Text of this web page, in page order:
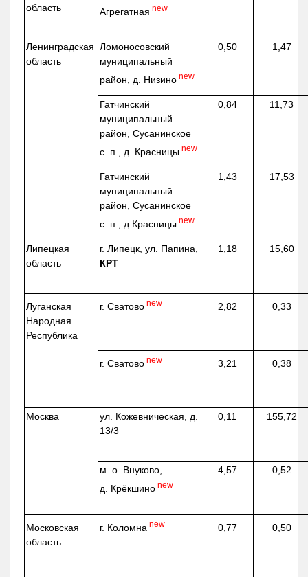
область
Агрегатная new
Ленинградская
область
Ломоносовский
муниципальный
район, д. Низино new
0,50 1,47
Гатчинский
муниципальный
район, Сусанинское
с. п., д. Красницы new
0,84 11,73
Гатчинский
муниципальный
район, Сусанинское
с. п., д.Красницы new
1,43 17,53
Липецкая
область
г. Липецк, ул. Папина,
КРТ
1,18 15,60
Луганская
Народная
Республика
г. Сватово new 2,82 0,33
г. Сватово new 3,21 0,38
Москва ул. Кожевническая, д.
13/3
0,11 155,72
м. о. Внуково,
д. Крёкшино new
4,57 0,52
Московская
область
г. Коломна new 0,77 0,50